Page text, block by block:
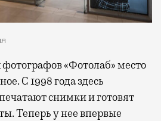
С 1998 года здесь
снимки и готовят
Теперь у нее впервые